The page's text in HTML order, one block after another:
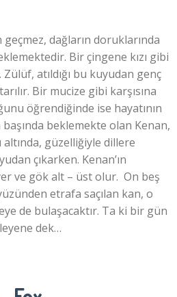
dağların doruklarında
Bir çingene kızı gibi
atıldığı bu kuyudan genç
Bir mucize gibi karşısına
öğrendiğinde ise hayatının
beklemekte olan Kenan,
altında, güzelliğiyle dillere
çıkarken. Kenan’ın
ve gök alt – üst olur. On beş
etrafa saçılan kan, o
de bulaşacaktır. Ta ki bir gün
dek…